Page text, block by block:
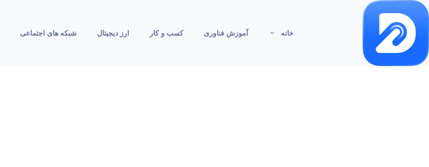
خانه آموزش فناوری کسب و کار ارز دیجیتال شبکه های اجتماعی